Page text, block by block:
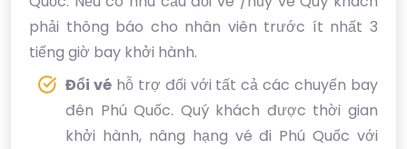
phải thông báo cho nhân viên trước ít nhất 3
tiếng giờ bay khởi hành.
Đổi véhỗ trợ đối với tất cả các chuyến bay
đên Phú Quốc. Quý khách được thời gian
khởi hành, nâng hạng vé đi Phú Quốc với